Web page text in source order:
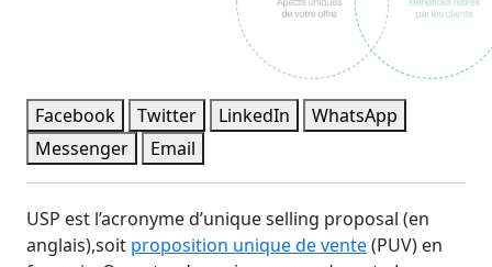
Facebook Twitter LinkedIn
WhatsApp
Messenger
Email
USP est l’acronyme d’unique selling proposal (en
anglais),soit proposition unique de vente(PUV) en